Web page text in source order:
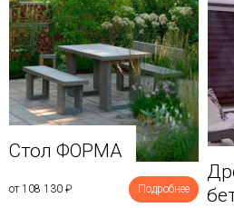
Стол ФОРМА
от 108 130 ₽ Подробнее